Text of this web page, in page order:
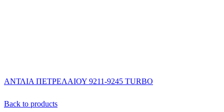
ΑΝΤΛΙΑ ΠΕΤΡΕΛΑΙΟΥ 9211-9245 TURBO
Back to products